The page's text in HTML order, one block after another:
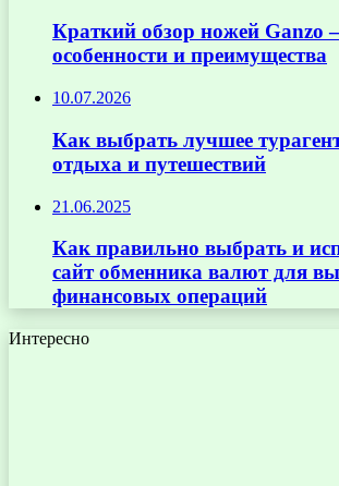
Краткий обзор ножей Ganzo
особенности и преимущества
10.07.2026
Как выбрать лучшее
отдыха и путешествий
21.06.2025
Как правильно выбрать и
сайт обменника валют для
финансовых операций
Интересно